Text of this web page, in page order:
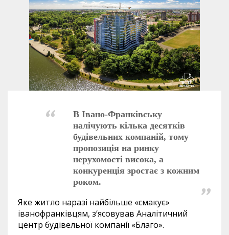
В Івано-Франківську
налічують кілька десятків
будівельних компаній, тому
пропозиція на ринку
нерухомості висока, а
конкуренція зростає з кожним
роком.
Яке житло наразі найбільше «смакує»
іванофранківцям, з‘ясовував Аналітичний
центр будівельної компанії «Благо».